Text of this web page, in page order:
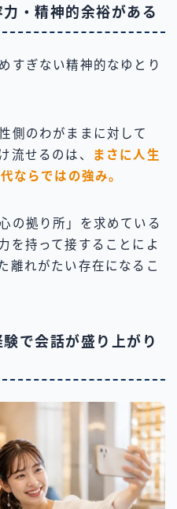
・精神的余裕がある
すぎない精神的なゆとり
側のわがままに対して
流せるのは、
まさに人生
ならではの強み。
の拠り所」を求めている
を持って接することによ
離れがたい存在になるこ
で会話が盛り上がり